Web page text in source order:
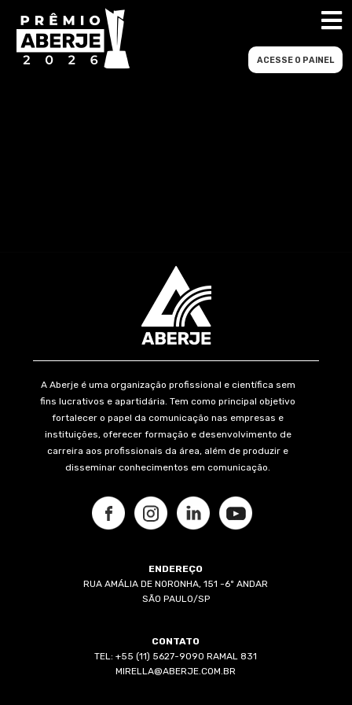
ACESSE O PAINEL
A Aberje é uma organização profissional e científica sem
fins lucrativos e apartidária. Tem como principal objetivo
fortalecer o papel da comunicação nas empresas e
instituições, oferecer formação e desenvolvimento de
carreira aos profissionais da área, além de produzir e
disseminar conhecimentos em comunicação.
ENDEREÇO
RUA AMÁLIA DE NORONHA, 151 -6º ANDAR
SÃO PAULO/SP
CONTATO
TEL: +55 (11) 5627-9090 RAMAL 831
MIRELLA@ABERJE.COM.BR